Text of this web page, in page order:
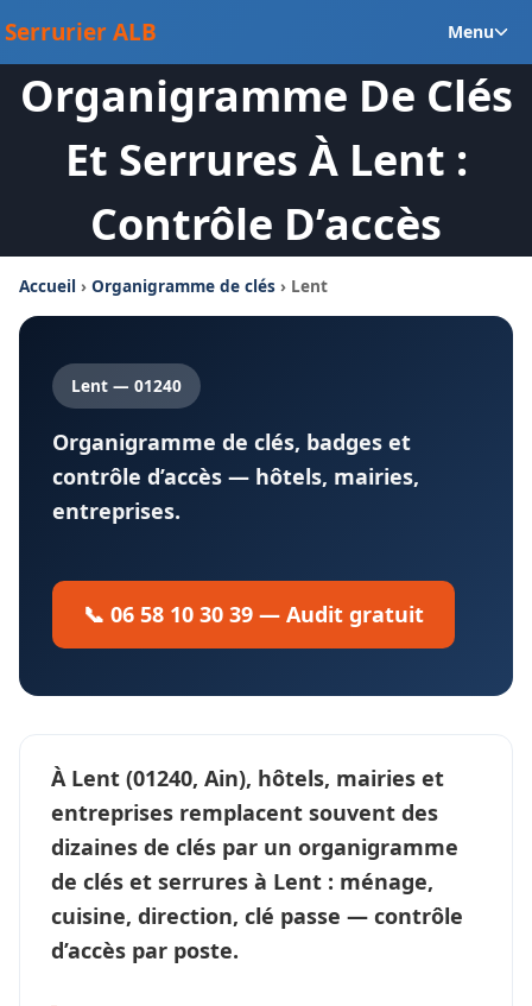
au
contenu
Serrurier ALB Menu
Organigramme De Clés
Et Serrures À Lent :
Contrôle D’accès
Accueil › Organigramme de clés › Lent
Lent — 01240
Organigramme de clés, badges et
contrôle d’accès — hôtels, mairies,
entreprises.
📞 06 58 10 30 39 — Audit gratuit
À Lent (01240, Ain), hôtels, mairies et
entreprises remplacent souvent des
dizaines de clés par un organigramme
de clés et serrures à Lent : ménage,
cuisine, direction, clé passe — contrôle
d’accès par poste.